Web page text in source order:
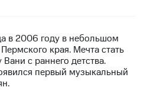
в 2006 году в небольшом
края. Мечта стать
с раннего детства.
первый музыкальный